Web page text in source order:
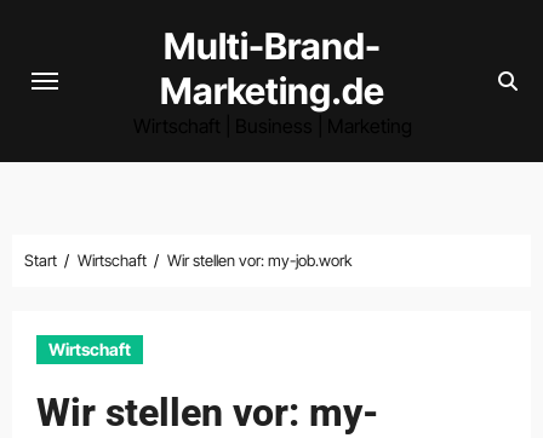
springen
Multi-Brand-
Marketing.de
Start Wirtschaft Wir stellen vor: my-job.work
Wirtschaft
Wir stellen vor: my-